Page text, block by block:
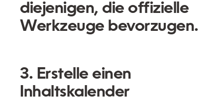
diejenigen, die offizielle
Werkzeuge bevorzugen.
3. Erstelle einen
Inhaltskalender